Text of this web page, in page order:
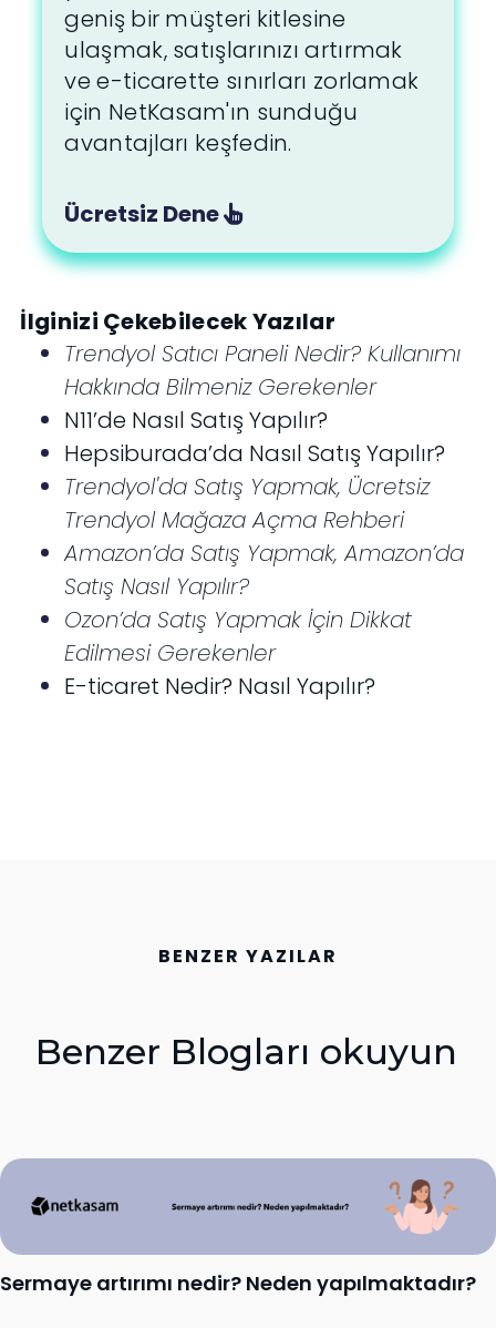
geniş bir müşteri kitlesine
ulaşmak, satışlarınızı artırmak
ve e-ticarette sınırları zorlamak
için NetKasam'ın sunduğu
avantajları keşfedin.
Ücretsiz Dene
İlginizi Çekebilecek Yazılar
Trendyol Satıcı Paneli Nedir? Kullanımı
Hakkında Bilmeniz Gerekenler
N11’de Nasıl Satış Yapılır?
Hepsiburada’da Nasıl Satış Yapılır?
Trendyol'da Satış Yapmak, Ücretsiz
Trendyol Mağaza Açma Rehberi
Amazon’da Satış Yapmak, Amazon’da
Satış Nasıl Yapılır?
Ozon’da Satış Yapmak İçin Dikkat
Edilmesi Gerekenler
E-ticaret Nedir? Nasıl Yapılır?
BENZER YAZILAR
Benzer Blogları okuyun
Sermaye artırımı nedir? Neden yapılmaktadır?